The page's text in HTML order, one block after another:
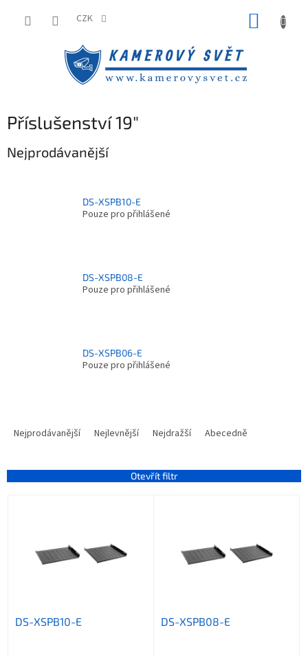
CZK
Příslušenství 19"
Nejprodávanější
DS-XSPB10-E
Pouze pro přihlášené
DS-XSPB08-E
Pouze pro přihlášené
DS-XSPB06-E
Pouze pro přihlášené
Nejprodávanější Nejlevnější Nejdražší Abecedně
Otevřít filtr
DS-XSPB10-E DS-XSPB08-E